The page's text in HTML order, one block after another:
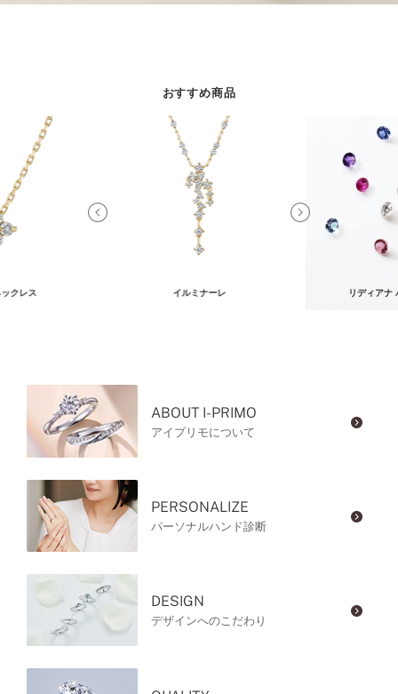
おすすめ商品
クレス イルミナーレ リディアナ
ABOUT I-PRIMO
アイプリモについて
PERSONALIZE
パーソナルハンド診断
DESIGN
デザインへのこだわり